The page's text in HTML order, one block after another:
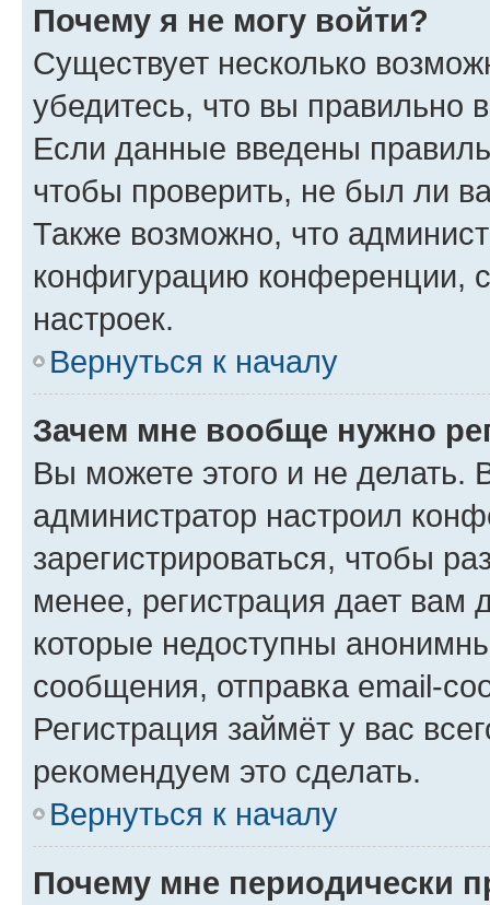
Почему я не могу войти?
Существует несколько
убедитесь, что вы правильно
Если данные введены
чтобы проверить, не был ли
Также возможно, что
конфигурацию конференции,
настроек.
Вернуться к началу
Зачем мне вообще нужно
Вы можете этого и не делать.
администратор настроил
зарегистрироваться, чтобы
менее, регистрация дает вам
которые недоступны
сообщения, отправка email-
Регистрация займёт у вас
рекомендуем это сделать.
Вернуться к началу
Почему мне периодически